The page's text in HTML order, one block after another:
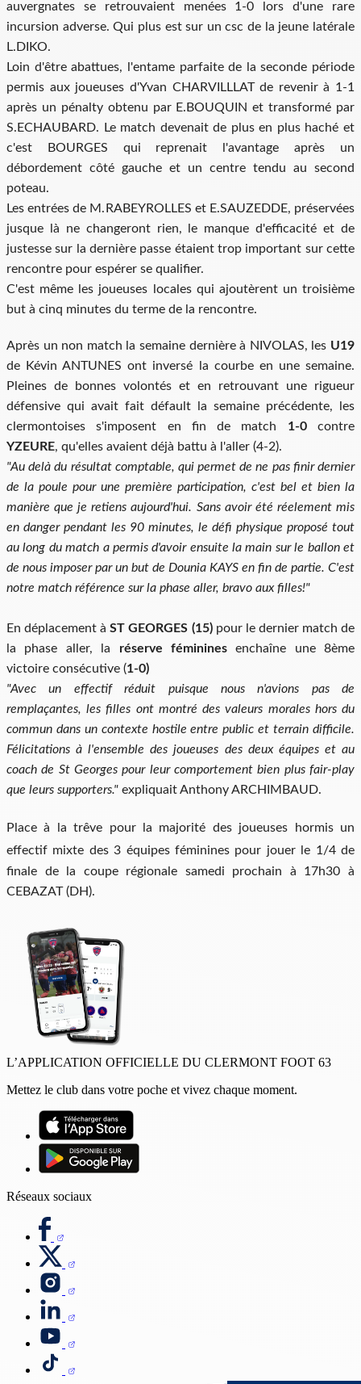
auvergnates se retrouvaient menées 1-0 lors d'une rare
incursion adverse. Qui plus est sur un csc de la jeune latérale
L.DIKO.
Loin d'être abattues, l'entame parfaite de la seconde période
permis aux joueuses d'Yvan CHARVILLLAT de revenir à 1-1
après un pénalty obtenu par E.BOUQUIN et transformé par
S.ECHAUBARD. Le match devenait de plus en plus haché et
c'est BOURGES qui reprenait l'avantage après un
débordement côté gauche et un centre tendu au second
poteau.
Les entrées de M.RABEYROLLES et E.SAUZEDDE, préservées
jusque là ne changeront rien, le manque d'efficacité et de
justesse sur la dernière passe étaient trop important sur cette
rencontre pour espérer se qualifier.
C'est même les joueuses locales qui ajoutèrent un troisième
but à cinq minutes du terme de la rencontre.
Après un non match la semaine dernière à NIVOLAS, les U19
de Kévin ANTUNES ont inversé la courbe en une semaine.
Pleines de bonnes volontés et en retrouvant une rigueur
défensive qui avait fait défault la semaine précédente, les
clermontoises s'imposent en fin de match 1-0contre
YZEURE, qu'elles avaient déjà battu à l'aller (4-2).
"Au delà du résultat comptable, qui permet de ne pas finir dernier
de la poule pour une première participation, c'est bel et bien la
manière que je retiens aujourd'hui. Sans avoir été réelement mis
en danger pendant les 90 minutes, le défi physique proposé tout
au long du match a permis d'avoir ensuite la main sur le ballon et
de nous imposer par un but de Dounia KAYS en fin de partie. C'est
notre match référence sur la phase aller, bravo aux filles!"
En déplacement àST GEORGES (15)pour le dernier match de
la phase aller, la réserve fémininesenchaîne une 8ème
victoire consécutive (1-0)
"Avec un effectif réduit puisque nous n'avions pas de
remplaçantes, les filles ont montré des valeurs morales hors du
commun dans un contexte hostile entre public et terrain difficile.
Félicitations à l'ensemble des joueuses des deux équipes et au
coach de St Georges pour leur comportement bien plus fair-play
que leurs supporters." expliquait Anthony ARCHIMBAUD.
Place à la trêve pour la majorité des joueuses hormisun
effectif mixte des 3 équipes féminines pour jouer le 1/4 de
finale de la coupe régionale samedi prochain à 17h30 à
CEBAZAT (DH).
L’APPLICATION OFFICIELLE DU CLERMONT FOOT 63
Mettez le club dans votre poche et vivez chaque moment.
Réseaux sociaux